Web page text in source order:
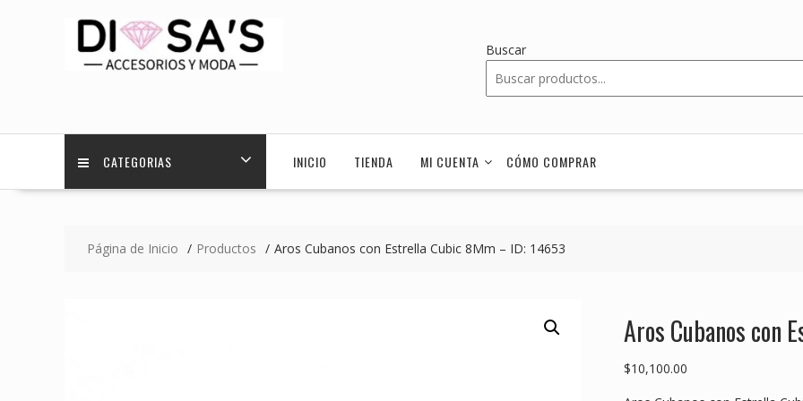
Buscar
CATEGORIAS INICIO TIENDA MI CUENTA CÓMO COMPRAR
Página de Inicio Productos Aros Cubanos con Estrella Cubic 8Mm – ID: 14653
Aros Cubanos con
$10,100.00